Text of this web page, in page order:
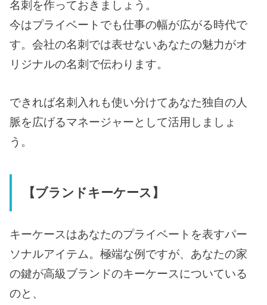
名刺を作っておきましょう。
今はプライベートでも仕事の幅が広がる時代で
す。会社の名刺では表せないあなたの魅力がオ
リジナルの名刺で伝わります。
できれば名刺入れも使い分けてあなた独自の人
脈を広げるマネージャーとして活用しましょ
う。
【ブランドキーケース】
キーケースはあなたのプライベートを表すパー
ソナルアイテム。極端な例ですが、あなたの家
の鍵が高級ブランドのキーケースについている
のと、